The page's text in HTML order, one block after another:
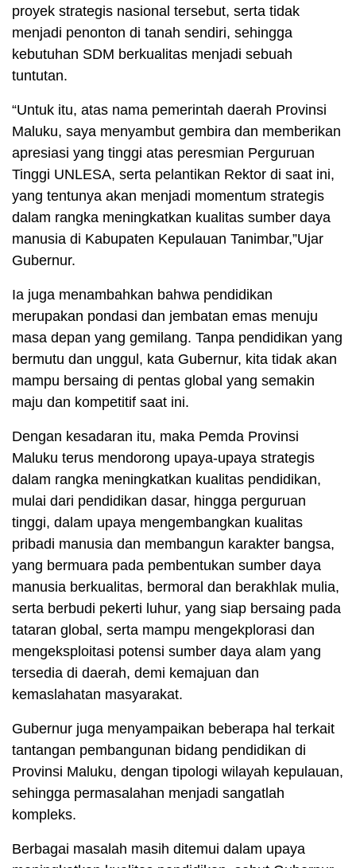
proyek strategis nasional tersebut, serta tidak
menjadi penonton di tanah sendiri, sehingga
kebutuhan SDM berkualitas menjadi sebuah
tuntutan.
“Untuk itu, atas nama pemerintah daerah Provinsi
Maluku, saya menyambut gembira dan memberikan
apresiasi yang tinggi atas peresmian Perguruan
Tinggi UNLESA, serta pelantikan Rektor di saat ini,
yang tentunya akan menjadi momentum strategis
dalam rangka meningkatkan kualitas sumber daya
manusia di Kabupaten Kepulauan Tanimbar,”Ujar
Gubernur.
Ia juga menambahkan bahwa pendidikan
merupakan pondasi dan jembatan emas menuju
masa depan yang gemilang. Tanpa pendidikan yang
bermutu dan unggul, kata Gubernur, kita tidak akan
mampu bersaing di pentas global yang semakin
maju dan kompetitif saat ini.
Dengan kesadaran itu, maka Pemda Provinsi
Maluku terus mendorong upaya-upaya strategis
dalam rangka meningkatkan kualitas pendidikan,
mulai dari pendidikan dasar, hingga perguruan
tinggi, dalam upaya mengembangkan kualitas
pribadi manusia dan membangun karakter bangsa,
yang bermuara pada pembentukan sumber daya
manusia berkualitas, bermoral dan berakhlak mulia,
serta berbudi pekerti luhur, yang siap bersaing pada
tataran global, serta mampu mengekplorasi dan
mengeksploitasi potensi sumber daya alam yang
tersedia di daerah, demi kemajuan dan
kemaslahatan masyarakat.
Gubernur juga menyampaikan beberapa hal terkait
tantangan pembangunan bidang pendidikan di
Provinsi Maluku, dengan tipologi wilayah kepulauan,
sehingga permasalahan menjadi sangatlah
kompleks.
Berbagai masalah masih ditemui dalam upaya